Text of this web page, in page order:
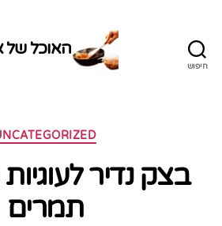
חיפוש
האוכל
בצק נדיר
תמרים